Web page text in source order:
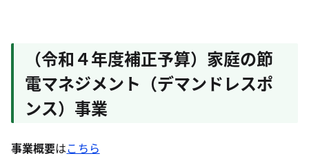
（令和４年度補正予算）家庭の節
電マネジメント（デマンドレスポ
ンス）事業
事業概要はこちら